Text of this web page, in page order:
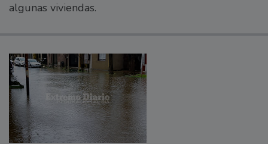
algunas viviendas.